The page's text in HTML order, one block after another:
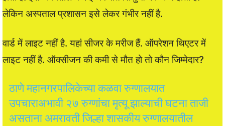
लेकिन अस्पताल प्रशासन इसे लेकर गंभीर नहीं है.
वार्ड में लाइट नहीं है. यहां सीजर के मरीज हैं. ऑपरेशन थिएटर में
लाइट नहीं है. ऑक्सीजन की कमी से मौत हो तो कौन जिम्मेदार?
ठाणे महानगरपालिकेच्या कळवा रुग्णालयात
उपचाराअभावी २७ रुग्णांचा मृत्यू झाल्याची घटना ताजी
असताना अमरावती जिल्हा शासकीय रुग्णालयातील